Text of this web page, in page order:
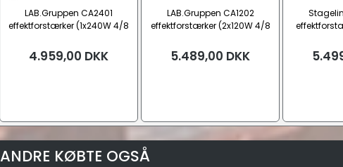
LAB.Gruppen CA2401
effektforstærker (1x240W 4/8
4.959,00 DKK
LAB.Gruppen CA1202
effektforstærker (2x120W 4/8
5.489,00 DKK
ANDRE KØBTE OGSÅ